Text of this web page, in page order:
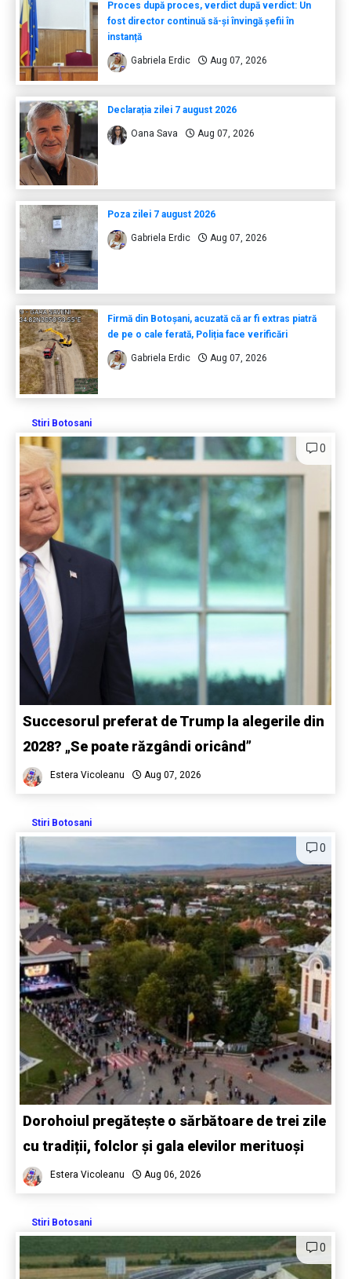
Proces după proces, verdict după verdict: Un
fost director continuă să-și învingă șefii în
instanță
Gabriela Erdic Aug 07, 2026
Declarația zilei 7 august 2026
Oana Sava Aug 07, 2026
Poza zilei 7 august 2026
Gabriela Erdic Aug 07, 2026
Firmă din Botoșani, acuzată că ar fi extras piatră
de pe o cale ferată, Poliția face verificări
Gabriela Erdic Aug 07, 2026
Stiri Botosani
0
Succesorul preferat de Trump la alegerile din
2028? „Se poate răzgândi oricând”
Estera Vicoleanu Aug 07, 2026
Stiri Botosani
0
Dorohoiul pregătește o sărbătoare de trei zile
cu tradiții, folclor și gala elevilor merituoși
Estera Vicoleanu Aug 06, 2026
Stiri Botosani
0